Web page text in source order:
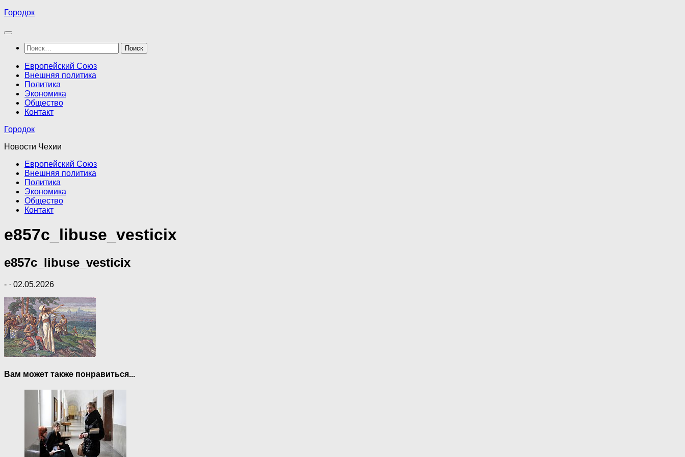
Перейти
содержимому
Городок
Найти:
Европейский Союз
Внешняя политика
Политика
Экономика
Общество
Контакт
Городок
Новости Чехии
Европейский Союз
Внешняя политика
Политика
Экономика
Общество
Контакт
e857c_libuse_vesticix
e857c_libuse_vesticix
- · 02.05.2026
Вам может также понравиться...